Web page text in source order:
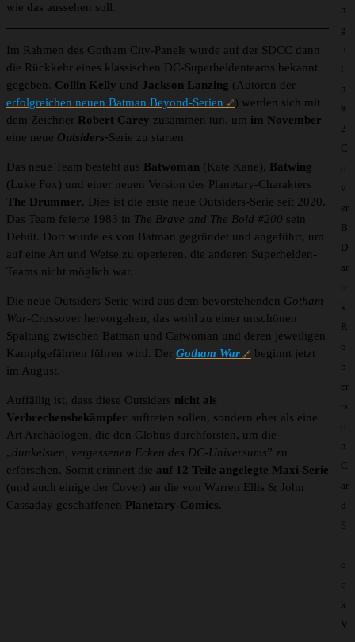
n
g
u
i
n
#
2
C
o
v
er
B
D
ar
ic
k
R
o
b
er
ts
o
n
C
ar
d
S
t
o
c
k
V
wie das aussehen soll.
Im Rahmen des Gotham City-Panels wurde auf der SDCC dann
die Rückkehr eines klassischen DC-Superheldenteams bekannt
gegeben. Collin Kelly und Jackson Lanzing (Autoren der
erfolgreichen neuen Batman Beyond-Serien
) werden sich mit
dem Zeichner Robert Carey zusammen tun, um im November
eine neue Outsiders-Serie zu starten.
Das neue Team besteht aus Batwoman (Kate Kane), Batwing
(Luke Fox) und einer neuen Version des Planetary-Charakters
The Drummer. Dies ist die erste neue Outsiders-Serie seit 2020.
Das Team feierte 1983 in The Brave and The Bold #200 sein
Debüt. Dort wurde es von Batman gegründet und angeführt, um
auf eine Art und Weise zu operieren, die anderen Superhelden-
Teams nicht möglich war.
Die neue Outsiders-Serie wird aus dem bevorstehenden Gotham
War-Crossover hervorgehen, das wohl zu einer unschönen
Spaltung zwischen Batman und Catwoman und deren jeweiligen
Kampfgefährten führen wird. Der Gotham War
beginnt jetzt
im August.
Auffällig ist, dass diese Outsiders nicht als
Verbrechensbekämpfer auftreten sollen, sondern eher als eine
Art Archäologen, die den Globus durchforsten, um die
„dunkelsten, vergessenen Ecken des DC-Universums” zu
erforschen. Somit erinnert die auf 12 Teile angelegte Maxi-Serie
(und auch einige der Cover) an die von Warren Ellis & John
Cassaday geschaffenen Planetary-Comics.